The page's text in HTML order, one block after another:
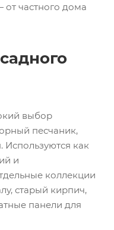
частного дома
выбор
песчаник,
Используются как
и
коллекции
старый кирпич,
панели для